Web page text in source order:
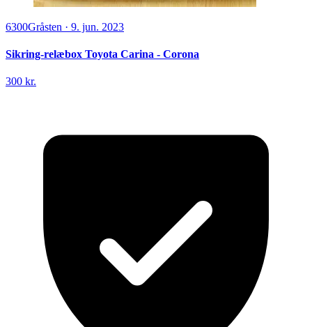
6300Gråsten · 9. jun. 2023
Sikring-relæbox Toyota Carina - Corona
300 kr.